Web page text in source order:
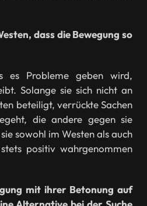
dass die Bewegung so
es Probleme geben wird,
Solange sie sich nicht an
beteiligt, verrückte Sachen
die andere gegen sie
sowohl im Westen als auch
positiv wahrgenommen
mit ihrer Betonung auf